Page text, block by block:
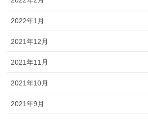
2022年1月
2021年12月
2021年11月
2021年10月
2021年9月